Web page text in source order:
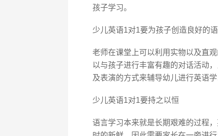
孩子学习。
少儿英语1对1要为孩子创造良好的
老师在课堂上可以利用实物以及直
以与孩子进行丰富有趣的对话活动
及表演的方式来辅导幼儿进行英语
少儿英语1对1要持之以恒
语言学习本来就是长期艰难的过程